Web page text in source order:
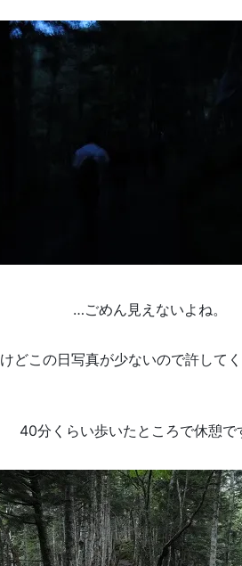
…ごめん見えないよね。
けどこの日写真が少ないので許してく
40分くらい歩いたところで休憩で